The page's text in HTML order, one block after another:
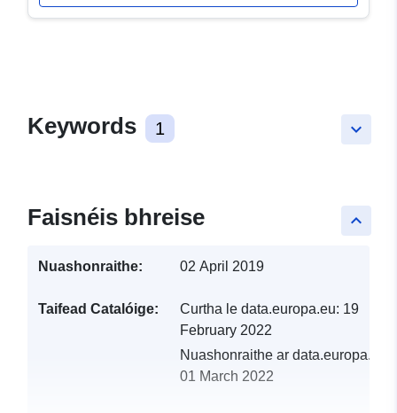
keyboard_arrow_down
Keywords 1
keyboard_arrow_up
Faisnéis bhreise
Nuashonraithe: 02 April 2019
Taifead Catalóige: Curtha le data.europa.eu: 19
February 2022
Nuashonraithe ar data.europa.eu:
01 March 2022